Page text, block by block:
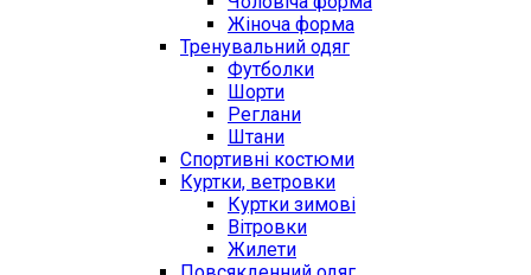
Жіноча форма
Тренувальний одяг
Футболки
Шорти
Реглани
Штани
Спортивні костюми
Куртки, ветровки
Куртки зимові
Вітровки
Жилети